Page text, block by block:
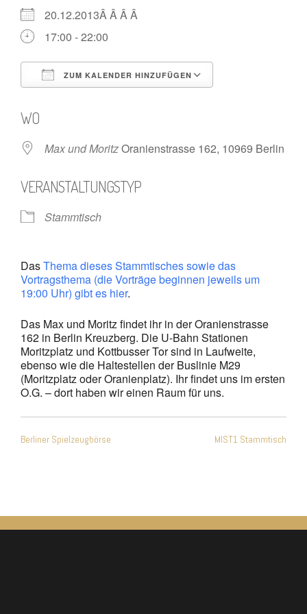
20.12.2013Â Â Â Â
17:00 - 22:00
ZUM KALENDER HINZUFÜGEN
WO
Max und MoritzOranienstrasse 162, 10969 Berlin
VERANSTALTUNGSTYP
Stammtisch
DasThema dieses Stammtisches sowie das
Vortragsthema (die Vorträge beginnen jeweils um
19:00 Uhr) gibt es hier.
Das Max und Moritz findet ihr in der Oranienstrasse
162 in Berlin Kreuzberg. Die U-Bahn Stationen
Moritzplatz und Kottbusser Tor sind in Laufweite,
ebenso wie die Haltestellen der Buslinie M29
(Moritzplatz oder Oranienplatz). Ihr findet uns im ersten
O.G. – dort haben wir einen Raum für uns.
Berliner Spielzeugbörse MIST1 Stammtisch